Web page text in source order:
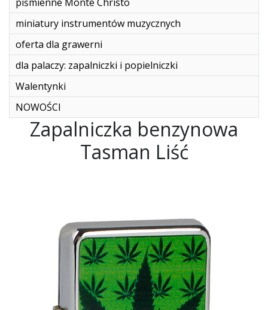
miniatury instrumentów muzycznych
oferta dla grawerni
dla palaczy: zapalniczki i popielniczki
Walentynki
NOWOŚCI
Zapalniczka benzynowa
Tasman Liść